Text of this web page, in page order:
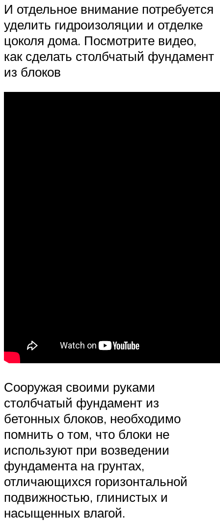
И отдельное внимание потребуется
уделить гидроизоляции и отделке
цоколя дома. Посмотрите видео,
как сделать столбчатый фундамент
из блоков
Сооружая своими руками
столбчатый фундамент из
бетонных блоков, необходимо
помнить о том, что блоки не
используют при возведении
фундамента на грунтах,
отличающихся горизонтальной
подвижностью, глинистых и
насыщенных влагой.